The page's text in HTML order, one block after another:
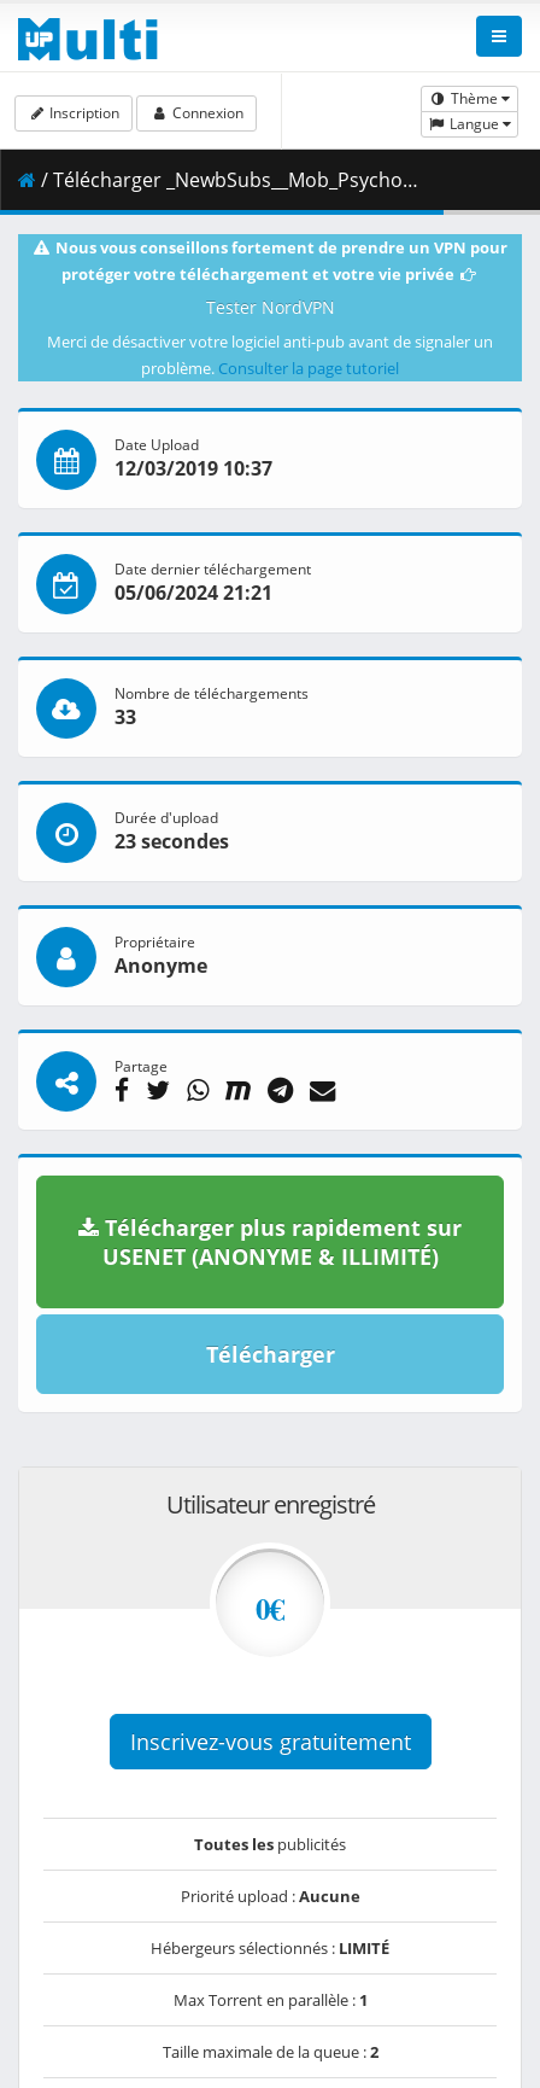
Thème
Langue
Inscription Connexion
/ Télécharger _NewbSubs__Mob_Psycho_100_11__1080p_Blu-ray_x265_Dual_Audio__7E2E41BE_.mkv.002 ( 341.71 MB )
Nous vous conseillons fortement de prendre un VPN pour
protéger votre téléchargement et votre vie privée
Tester NordVPN
Merci de désactiver votre logiciel anti-pub avant de signaler un
problème. Consulter la page tutoriel
Date Upload
12/03/2019 10:37
Date dernier téléchargement
05/06/2024 21:21
Nombre de téléchargements
33
Durée d'upload
23 secondes
Propriétaire
Anonyme
Partage
Télécharger plus rapidement sur
USENET (ANONYME & ILLIMITÉ)
Télécharger
Utilisateur enregistré
0€
Inscrivez-vous gratuitement
Toutes les publicités
Priorité upload :Aucune
Hébergeurs sélectionnés : LIMITÉ
Max Torrent en parallèle : 1
Taille maximale de la queue :2